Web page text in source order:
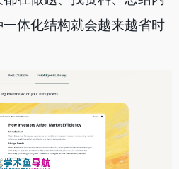
体化结构就会越来越省时